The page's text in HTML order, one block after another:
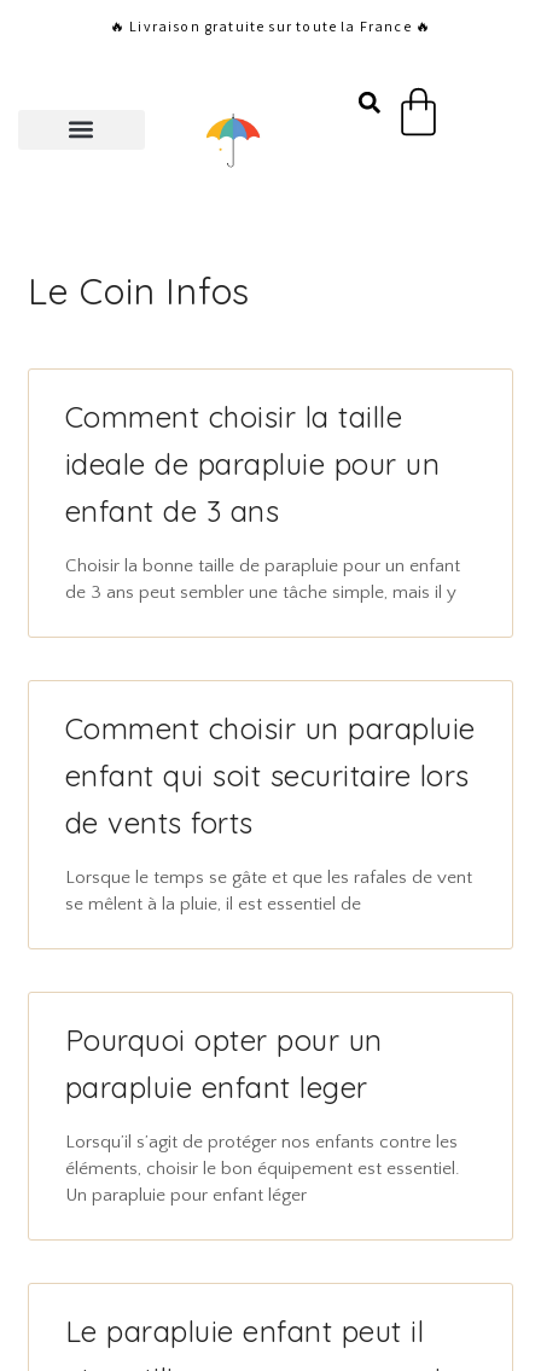
🔥 Livraison gratuite sur toute la France 🔥
Panier
Le Coin Infos
Comment choisir la taille
ideale de parapluie pour un
enfant de 3 ans
Choisir la bonne taille de parapluie pour un enfant
de 3 ans peut sembler une tâche simple, mais il y
Comment choisir un parapluie
enfant qui soit securitaire lors
de vents forts
Lorsque le temps se gâte et que les rafales de vent
se mêlent à la pluie, il est essentiel de
Pourquoi opter pour un
parapluie enfant leger
Lorsqu’il s’agit de protéger nos enfants contre les
éléments, choisir le bon équipement est essentiel.
Un parapluie pour enfant léger
Le parapluie enfant peut il